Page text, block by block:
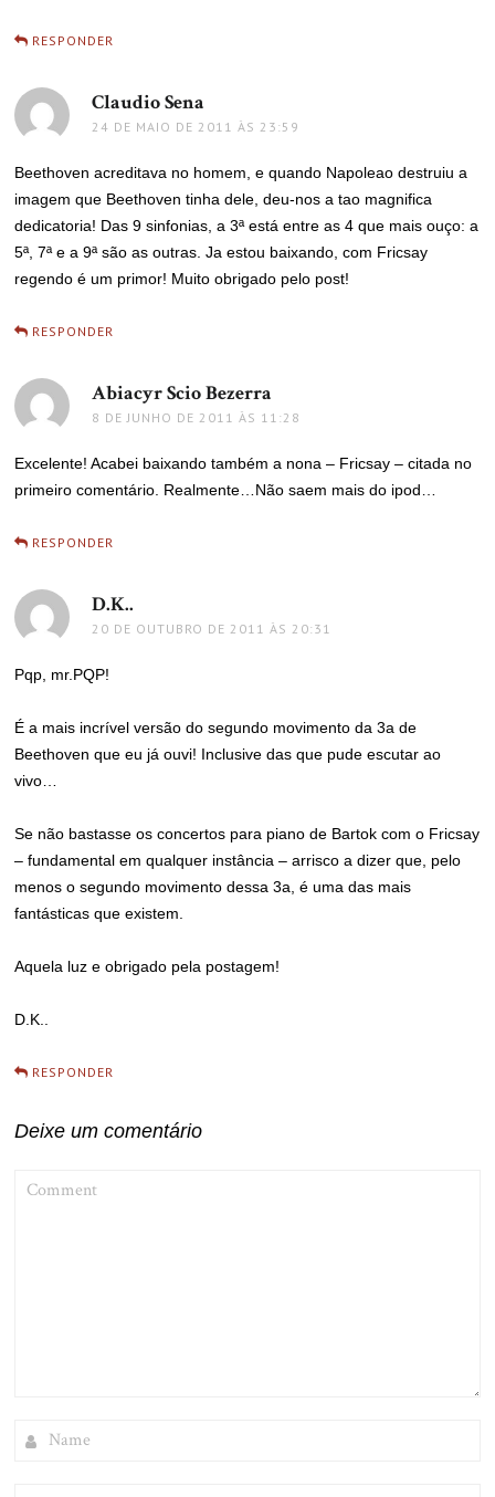
RESPONDER
Claudio Sena
24 DE MAIO DE 2011 ÀS 23:59
Beethoven acreditava no homem, e quando Napoleao destruiu a
imagem que Beethoven tinha dele, deu-nos a tao magnifica
dedicatoria! Das 9 sinfonias, a 3ª está entre as 4 que mais ouço: a
5ª, 7ª e a 9ª são as outras. Ja estou baixando, com Fricsay
regendo é um primor! Muito obrigado pelo post!
RESPONDER
Abiacyr Scio Bezerra
8 DE JUNHO DE 2011 ÀS 11:28
Excelente! Acabei baixando também a nona – Fricsay – citada no
primeiro comentário. Realmente…Não saem mais do ipod…
RESPONDER
D.K..
20 DE OUTUBRO DE 2011 ÀS 20:31
Pqp, mr.PQP!
É a mais incrível versão do segundo movimento da 3a de
Beethoven que eu já ouvi! Inclusive das que pude escutar ao
vivo…
Se não bastasse os concertos para piano de Bartok com o Fricsay
– fundamental em qualquer instância – arrisco a dizer que, pelo
menos o segundo movimento dessa 3a, é uma das mais
fantásticas que existem.
Aquela luz e obrigado pela postagem!
D.K..
RESPONDER
Deixe um comentário